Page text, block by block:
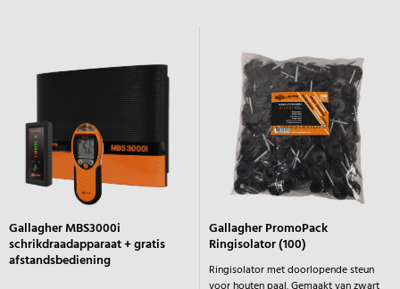
Gallagher MBS3000i
schrikdraadapparaat + gratis
afstandsbediening
Gallagher PromoPack
Ringisolator (100)
Ringisolator met doorlopende steun